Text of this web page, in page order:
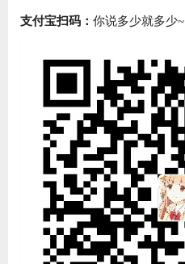
支付宝扫码： 你说多少就多少~